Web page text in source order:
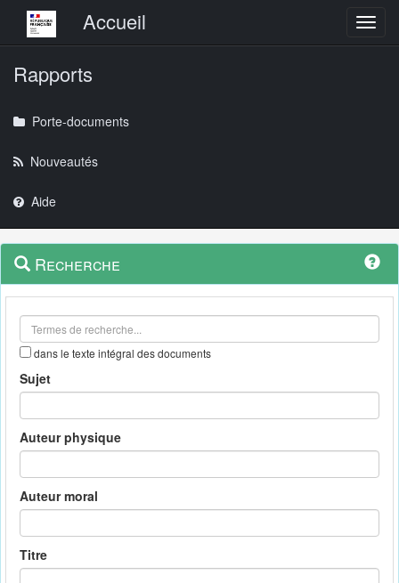
Menu principalAccueil
Rapports
Porte-documents
Nouveautés
Aide
Navigation
outils
Menu
contextuel
Recherche
dans le texte intégral des documents
Sujet
Auteur physique
Auteur moral
Titre